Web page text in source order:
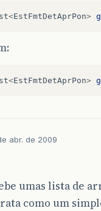
<EstFmtDetAprPon>
<EstFmtDetAprPon>
abr. de 2009
umas lista de
como um